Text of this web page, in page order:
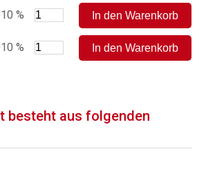
10 %
10 %
besteht aus folgenden